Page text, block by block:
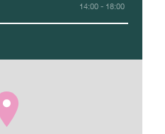
14:00 - 18:00